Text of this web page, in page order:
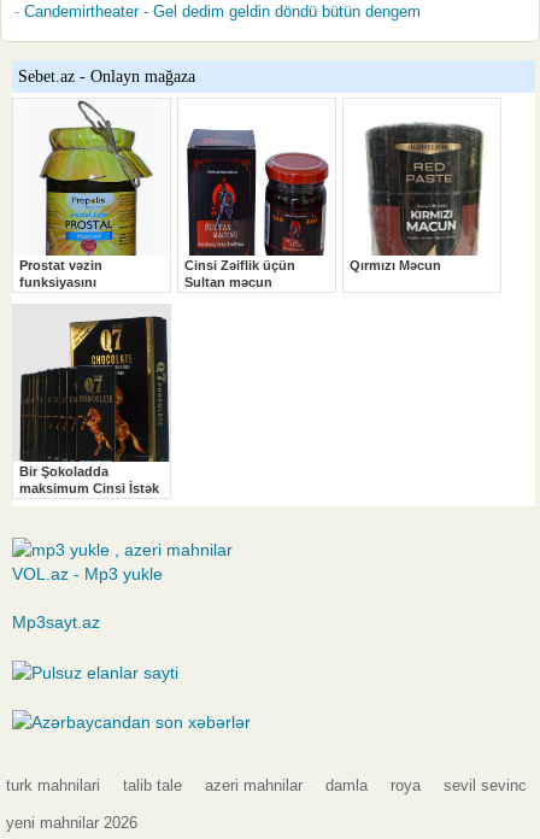
Candemirtheater - Gel dedim geldin döndü bütün dengem
VOL.az - Mp3 yukle
Mp3sayt.az
turk mahnilari talib tale azeri mahnilar damla roya sevil sevinc
yeni mahnilar 2026